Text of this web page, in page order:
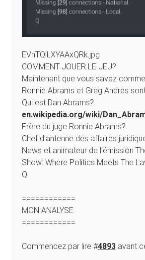
EVnTQlLXYAAxQRk.jpg
COMMENT JOUER LE JEU?
Maintenant que vous savez
Ronnie Abrams et Greg Andres
Qui est Dan Abrams?
en.wikipedia.org/wiki/
Frère du juge Ronnie Abrams?
Chef d’antenne des affaires
News et animateur de l’émission
Show: Where Politics Meets The
Q
============
MON ANALYSE
============
Commencez par lire #4893avant